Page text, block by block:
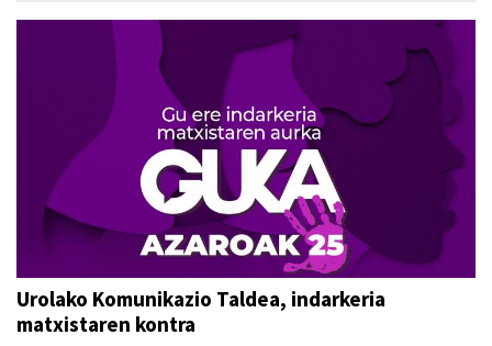
Urolako Komunikazio Taldea, indarkeria
matxistaren kontra